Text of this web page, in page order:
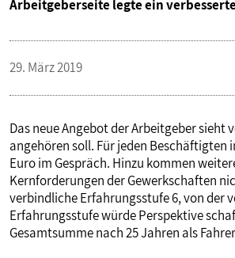
TERMINE & VERANSTALTUNGEN
MITGLIEDSCHAFT & SERVICE
Arbeitgeberseite legte ein
29. März 2019
Das neue Angebot der Arbeitgeber
angehören soll. Für jeden
Euro im Gespräch. Hinzu kommen
Kernforderungen der Gewerkschaften
verbindliche Erfahrungsstufe 6, von der
Erfahrungsstufe würde Perspektive
Gesamtsumme nach 25 Jahren als